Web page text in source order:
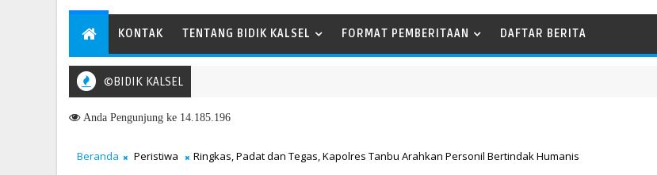
KONTAK TENTANG BIDIK KALSEL FORMAT PEMBERITAAN DAFTAR BERITA
©BIDIK KALSEL
Penandatanganan Nota Kesepakatan Perubahan KUA-PPAS 2026, Perkuat Arah Pembangunan Tanah Bumbu
Anda Pengunjung ke 14.185.196
Beranda Peristiwa Ringkas, Padat dan Tegas, Kapolres Tanbu Arahkan Personil Bertindak Humanis